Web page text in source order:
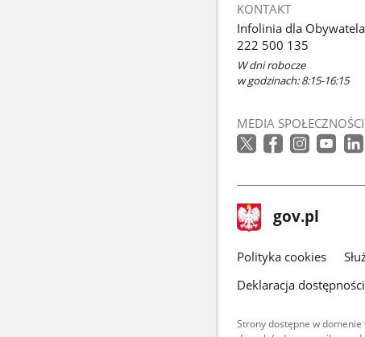
KONTAKT
Infolinia dla Obywatela
222 500 135
W dni robocze
w godzinach: 8:15-16:15
MEDIA
stopka
gov.pl Strona
gov.pl
gov.pl
Polityka cookies
Deklaracja
Strony dostępne w